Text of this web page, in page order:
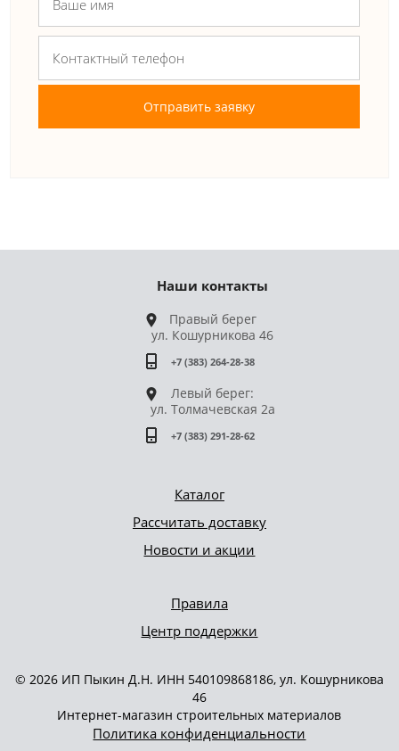
Отправить заявку
Правила
Центр поддержки
Каталог
Рассчитать доставку
Новости и акции
Наши контакты
Правый берег
ул. Кошурникова 46
+7 (383) 264-28-38
Левый берег:
ул. Толмачевская 2а
+7 (383) 291-28-62
© 2026 ИП Пыкин Д.Н. ИНН 540109868186, ул. Кошурникова
46
Интернет-магазин строительных материалов
Политика конфиденциальности